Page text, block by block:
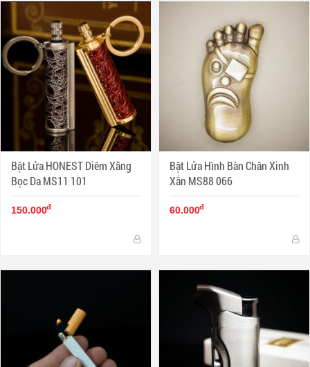
Bật Lửa HONEST Diêm Xăng
Bọc Da MS11 101
150.000đ
Bật Lửa Hình Bàn Chân Xinh
Xắn MS88 066
60.000đ